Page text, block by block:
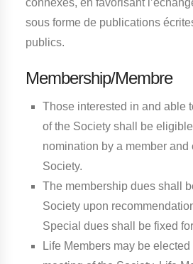
sous forme de publications
publics.
Membership/Membre
Those interested in and able
of the Society shall be
nomination by a member and
Society.
The membership dues shall
Society upon
Special dues shall be fixed
Life Members may be elected